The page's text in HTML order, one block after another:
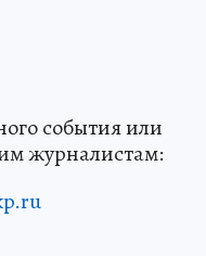
события или
журналистам: